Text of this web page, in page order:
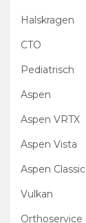
Halskragen
CTO
Pediatrisch
Aspen
Aspen VRTX
Aspen Vista
Aspen Classic
Vulkan
Orthoservice